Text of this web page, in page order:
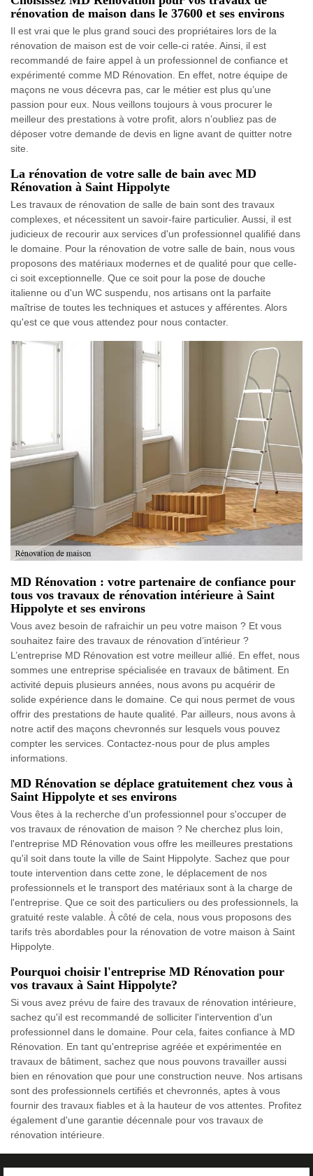
rénovation de maison dans le 37600 et ses environs
Il est vrai que le plus grand souci des propriétaires lors de la
rénovation de maison est de voir celle-ci ratée. Ainsi, il est
recommandé de faire appel à un professionnel de confiance et
expérimenté comme MD Rénovation. En effet, notre équipe de
maçons ne vous décevra pas, car le métier est plus qu’une
passion pour eux. Nous veillons toujours à vous procurer le
meilleur des prestations à votre profit, alors n’oubliez pas de
déposer votre demande de devis en ligne avant de quitter notre
site.
La rénovation de votre salle de bain avec MD
Rénovation à Saint Hippolyte
Les travaux de rénovation de salle de bain sont des travaux
complexes, et nécessitent un savoir-faire particulier. Aussi, il est
judicieux de recourir aux services d'un professionnel qualifié dans
le domaine. Pour la rénovation de votre salle de bain, nous vous
proposons des matériaux modernes et de qualité pour que celle-
ci soit exceptionnelle. Que ce soit pour la pose de douche
italienne ou d'un WC suspendu, nos artisans ont la parfaite
maîtrise de toutes les techniques et astuces y afférentes. Alors
qu'est ce que vous attendez pour nous contacter.
MD Rénovation : votre partenaire de confiance pour
tous vos travaux de rénovation intérieure à Saint
Hippolyte et ses environs
Vous avez besoin de rafraichir un peu votre maison ? Et vous
souhaitez faire des travaux de rénovation d’intérieur ?
L’entreprise MD Rénovation est votre meilleur allié. En effet, nous
sommes une entreprise spécialisée en travaux de bâtiment. En
activité depuis plusieurs années, nous avons pu acquérir de
solide expérience dans le domaine. Ce qui nous permet de vous
offrir des prestations de haute qualité. Par ailleurs, nous avons à
notre actif des maçons chevronnés sur lesquels vous pouvez
compter les services. Contactez-nous pour de plus amples
informations.
MD Rénovation se déplace gratuitement chez vous à
Saint Hippolyte et ses environs
Vous êtes à la recherche d'un professionnel pour s'occuper de
vos travaux de rénovation de maison ? Ne cherchez plus loin,
l'entreprise MD Rénovation vous offre les meilleures prestations
qu'il soit dans toute la ville de Saint Hippolyte. Sachez que pour
toute intervention dans cette zone, le déplacement de nos
professionnels et le transport des matériaux sont à la charge de
l'entreprise. Que ce soit des particuliers ou des professionnels, la
gratuité reste valable. À côté de cela, nous vous proposons des
tarifs très abordables pour la rénovation de votre maison à Saint
Hippolyte.
Pourquoi choisir l'entreprise MD Rénovation pour
vos travaux à Saint Hippolyte?
Si vous avez prévu de faire des travaux de rénovation intérieure,
sachez qu'il est recommandé de solliciter l'intervention d'un
professionnel dans le domaine. Pour cela, faites confiance à MD
Rénovation. En tant qu'entreprise agréée et expérimentée en
travaux de bâtiment, sachez que nous pouvons travailler aussi
bien en rénovation que pour une construction neuve. Nos artisans
sont des professionnels certifiés et chevronnés, aptes à vous
fournir des travaux fiables et à la hauteur de vos attentes. Profitez
également d'une garantie décennale pour vos travaux de
rénovation intérieure.